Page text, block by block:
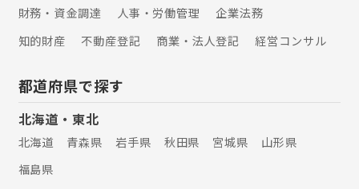
財務・資金調達
人事・労働管理
企業法務
知的財産
不動産登記 商業・法人登記 経営コンサル
都道府県で探す
北海道・東北
北海道 青森県 岩手県 秋田県 宮城県
山形県
福島県